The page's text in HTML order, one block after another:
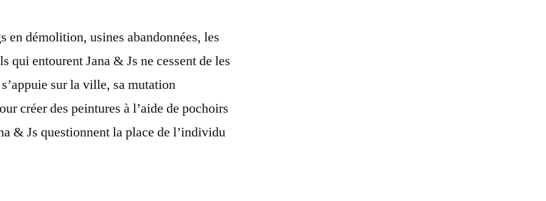
en démolition, usines abandonnées, les
qui entourent Jana & Js ne cessent de les
sur la ville, sa mutation
créer des peintures à l’aide de pochoirs
& Js questionnent la place de l’individu